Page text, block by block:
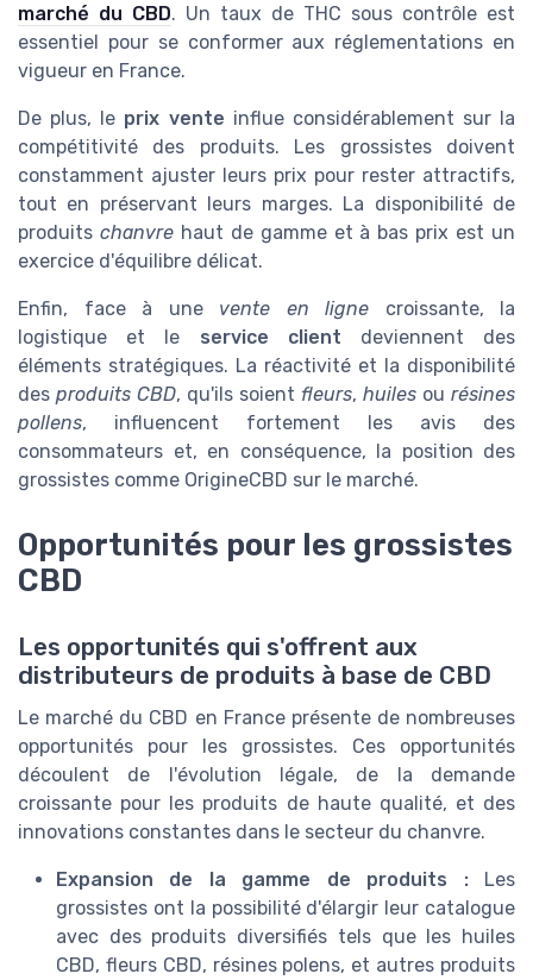
marché du CBD. Un taux de THC sous contrôle est
essentiel pour se conformer aux réglementations en
vigueur en France.
De plus, le prix vente influe considérablement sur la
compétitivité des produits. Les grossistes doivent
constamment ajuster leurs prix pour rester attractifs,
tout en préservant leurs marges. La disponibilité de
produits chanvrehaut de gamme et à bas prix est un
exercice d'équilibre délicat.
Enfin, face à une vente en ligne croissante, la
logistique et le service client deviennent des
éléments stratégiques. La réactivité et la disponibilité
des produits CBD, qu'ils soient fleurs, huiles ou résines
pollens, influencent fortement les avis des
consommateurs et, en conséquence, la position des
grossistes comme OrigineCBD sur le marché.
Opportunités pour les grossistes
CBD
Les opportunités qui s'offrent aux
distributeurs de produits à base de CBD
Le marché du CBD en France présente de nombreuses
opportunités pour les grossistes. Ces opportunités
découlent de l'évolution légale, de la demande
croissante pour les produits de haute qualité, et des
innovations constantes dans le secteur du chanvre.
Expansion de la gamme de produits :Les
grossistes ont la possibilité d'élargir leur catalogue
avec des produits diversifiés tels que les huiles
CBD, fleurs CBD, résines polens, et autres produits